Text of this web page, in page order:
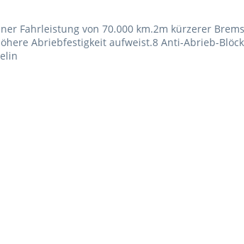
Fahrleistung von 70.000 km.2m kürzerer
Abriebfestigkeit aufweist.8 Anti-Abrieb-